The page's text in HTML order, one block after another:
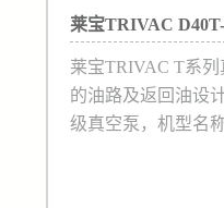
螺杆真空机组
罗茨旋片真空机组
潜水泵 热煤油泵
莱宝TRIVAC
莱宝TRIVAC T系
的油路及返回油设
级真空泵，机型名